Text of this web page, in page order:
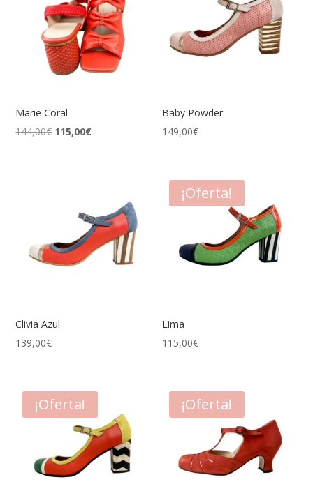
Marie Coral
144,00€ El
115,00€El
115,00€.
Baby Powder
149,00€
Clivia Azul
139,00€
¡Oferta!
Lima
115,00€
¡Oferta! ¡Oferta!